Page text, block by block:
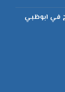
في ابوظبي